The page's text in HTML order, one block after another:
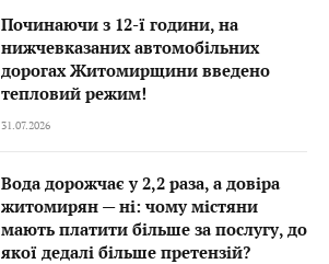
Починаючи з 12-ї години, на
нижчевказаних автомобільних
дорогах Житомирщини введено
тепловий режим!
31.07.2026
Вода дорожчає у 2,2 раза, а довіра
житомирян — ні: чому містяни
мають платити більше за послугу, до
якої дедалі більше претензій?